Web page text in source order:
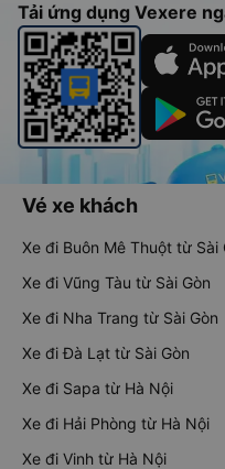
Tải ứng dụng Vexere
Vé xe khách
Xe đi Buôn Mê Thuột từ Sài
Xe đi Vũng Tàu từ Sài Gòn
Xe đi Nha Trang từ Sài Gòn
Xe đi Đà Lạt từ Sài Gòn
Xe đi Sapa từ Hà Nội
Xe đi Hải Phòng từ Hà Nội
Xe đi Vinh từ Hà Nội